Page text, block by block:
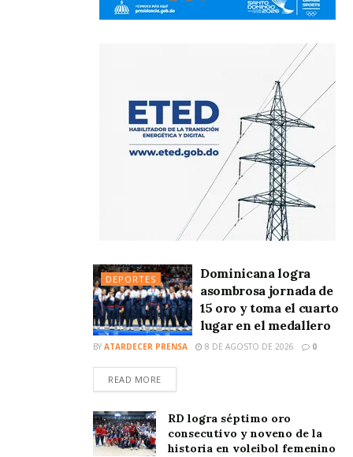
DEPORTES
Dominicana logra
asombrosa jornada de
15 oro y toma el cuarto
lugar en el medallero
BY ATARDECER PRENSA 8 DE AGOSTO DE 2026 0
READ MORE
RD logra séptimo oro
consecutivo y noveno de la
historia en voleibol femenino